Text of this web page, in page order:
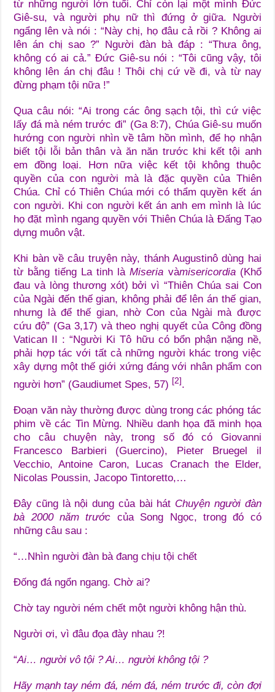
từ những người lớn tuổi. Chỉ còn lại một mình Đức
Giê-su, và người phụ nữ thì đứng ở giữa. Người
ngẩng lên và nói : “Này chị, họ đâu cả rồi ? Không ai
lên án chị sao ?” Người đàn bà đáp : “Thưa ông,
không có ai cả.” Đức Giê-su nói : “Tôi cũng vậy, tôi
không lên án chị đâu ! Thôi chị cứ về đi, và từ nay
đừng phạm tội nữa !”
Qua câu nói: “Ai trong các ông sạch tội, thì cứ việc
lấy đá mà ném trước đi” (Ga 8:7), Chúa Giê-su muốn
hướng con người nhìn về tâm hồn mình, để họ nhận
biết tội lỗi bản thân và ăn năn trước khi kết tội anh
em đồng loại. Hơn nữa việc kết tội không thuộc
quyền của con người mà là đặc quyền của Thiên
Chúa. Chỉ có Thiên Chúa mới có thẩm quyền kết án
con người. Khi con người kết án anh em mình là lúc
họ đặt mình ngang quyền với Thiên Chúa là Đấng Tạo
dựng muôn vật.
Khi bàn về câu truyện này, thánh Augustinô dùng hai
từ bằng tiếng La tinh làMiseria vàmisericordia(Khổ
đau và lòng thương xót) bởi vì “Thiên Chúa sai Con
của Ngài đến thế gian, không phải để lên án thế gian,
nhưng là để thế gian, nhờ Con của Ngài mà được
cứu độ” (Ga 3,17) và theo nghị quyết của Công đồng
Vatican II : “Người Ki Tô hữu có bổn phận nặng nề,
phải hợp tác với tất cả những người khác trong việc
xây dựng một thế giới xứng đáng với nhân phẩm con
người hơn” (Gaudiumet Spes, 57) [2].
Đoạn văn này thường được dùng trong các phóng tác
phim về các Tin Mừng. Nhiều danh họa đã minh họa
cho câu chuyện này, trong số đó có Giovanni
Francesco Barbieri (Guercino), Pieter Bruegel il
Vecchio, Antoine Caron, Lucas Cranach the Elder,
Nicolas Poussin, Jacopo Tintoretto,…
Đây cũng là nội dung của bài hát Chuyện người đàn
bà 2000 năm trước của Song Ngọc, trong đó có
những câu sau :
“…Nhìn người đàn bà đang chịu tội chết
Đống đá ngổn ngang. Chờ ai?
Chờ tay người ném chết một người không hận thù.
Người ơi, vì đâu đọa đày nhau ?!
“Ai… người vô tội ? Ai… người không tội ?
Hãy mạnh tay ném đá, ném đá, ném trước đi, còn đợi